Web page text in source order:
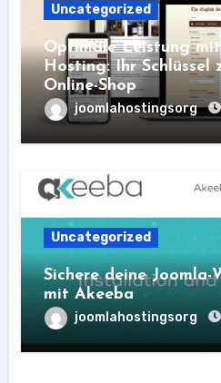
Uncategorized
Optimale Leistung
Hosting: Ihr Schlüssel
Online-Shop
joomlahostingsorg
Uncategorized
Sichere deine Joomla-
mit Akeeba
joomlahostingsorg